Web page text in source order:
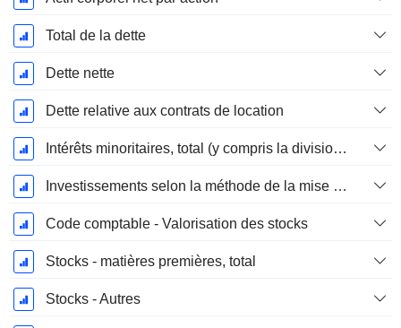
Total de la dette
Dette nette
Dette relative aux contrats de location
Intérêts minoritaires, total (y compris la division financière)
Investissements selon la méthode de la mise en équivalence, total
Code comptable - Valorisation des stocks
Stocks - matières premières, total
Stocks - Autres